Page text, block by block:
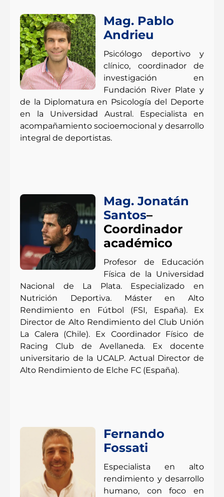
Mag. Pablo
Andrieu
Psicólogo deportivo y
clínico, coordinador de
investigación en
Fundación River Plate y
de la Diplomatura en Psicología del Deporte
en la Universidad Austral. Especialista en
acompañamiento socioemocional y desarrollo
integral de deportistas.
Mag. Jonatán
Santos–
Coordinador
académico
Profesor de Educación
Física de la Universidad
Nacional de La Plata. Especializado en
Nutrición Deportiva. Máster en Alto
Rendimiento en Fútbol (FSI, España). Ex
Director de Alto Rendimiento del Club Unión
La Calera (Chile). Ex Coordinador Físico de
Racing Club de Avellaneda. Ex docente
universitario de la UCALP. Actual Director de
Alto Rendimiento de Elche FC (España).
Fernando
Fossati
Especialista en alto
rendimiento y desarrollo
humano, con foco en